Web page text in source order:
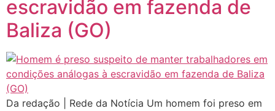
escravidão em fazenda de
Baliza (GO)
Da redação | Rede da Notícia Um homem foi preso em